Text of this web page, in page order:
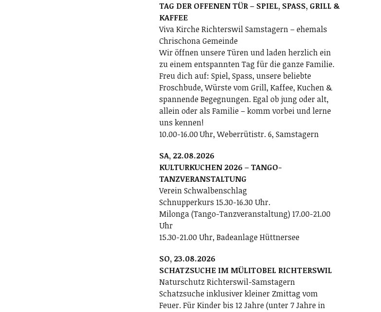
TAG DER OFFENEN TÜR – SPIEL, SPASS, GRILL &
KAFFEE
Viva Kirche Richterswil Samstagern – ehemals
Chrischona Gemeinde
Wir öffnen unsere Türen und laden herzlich ein
zu einem entspannten Tag für die ganze Familie.
Freu dich auf: Spiel, Spass, unsere beliebte
Froschbude, Würste vom Grill, Kaffee, Kuchen &
spannende Begegnungen. Egal ob jung oder alt,
allein oder als Familie – komm vorbei und lerne
uns kennen!
10.00-16.00 Uhr, Weberrütistr. 6, Samstagern
SA, 22.08.2026
KULTURKUCHEN 2026 – TANGO-
TANZVERANSTALTUNG
Verein Schwalbenschlag
Schnupperkurs 15.30-16.30 Uhr.
Milonga (Tango-Tanzveranstaltung) 17.00-21.00
Uhr
15.30-21.00 Uhr, Badeanlage Hüttnersee
SO, 23.08.2026
SCHATZSUCHE IM MÜLITOBEL RICHTERSWIL
Naturschutz Richterswil-Samstagern
Schatzsuche inklusiver kleiner Zmittag vom
Feuer. Für Kinder bis 12 Jahre (unter 7 Jahre in